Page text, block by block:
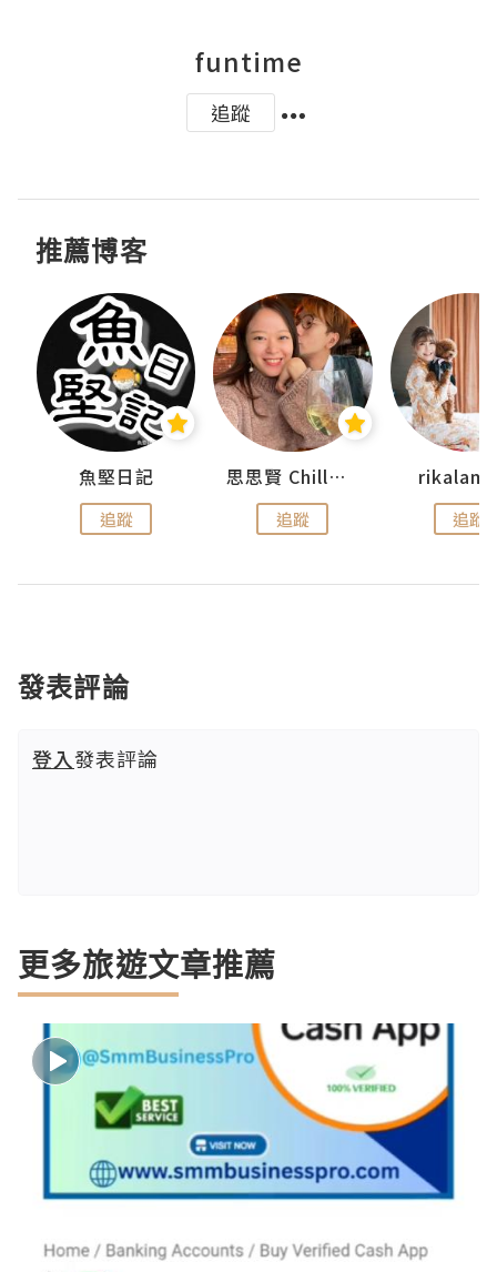
funtime
追蹤
推薦博客
魚堅日記
追蹤
思思賢 ChillMyBabe
追蹤 追蹤
發表評論
登入發表評論
更多旅遊文章推薦